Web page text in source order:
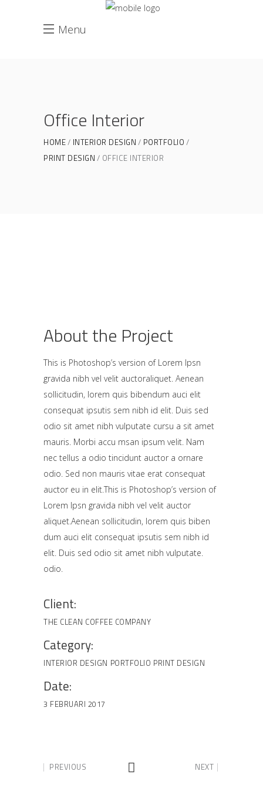
Menu
Office Interior
HOME INTERIOR DESIGN
PORTFOLIO
PRINT DESIGN
OFFICE INTERIOR
About the Project
This is Photoshop’s version of Lorem Ipsn
gravida nibh vel velit auctoraliquet. Aenean
sollicitudin, lorem quis bibendum auci elit
consequat ipsutis sem nibh id elit. Duis sed
odio sit amet nibh vulputate cursu a sit amet
mauris. Morbi accu msan ipsum velit. Nam
nec tellus a odio tincidunt auctor a ornare
odio. Sed non mauris vitae erat consequat
auctor eu in elit.This is Photoshop’s version of
Lorem Ipsn gravida nibh vel velit auctor
aliquet.Aenean sollicitudin, lorem quis biben
dum auci elit consequat ipsutis sem nibh id
elit. Duis sed odio sit amet nibh vulputate.
odio.
Client:
THE CLEAN COFFEE COMPANY
Category:
INTERIOR DESIGN PORTFOLIO PRINT DESIGN
Date:
3 FEBRUARI 2017
PREVIOUS NEXT